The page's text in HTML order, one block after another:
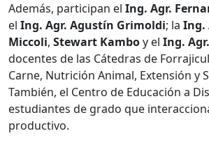
Además, participan el Ing. Agr.
el Ing. Agr. Agustín Grimoldi; la Ing.
Miccoli, Stewart Kamboy el Ing.
docentes de las Cátedras de
Carne, Nutrición Animal, Extensión y
También, el Centro de Educación a
estudiantes de grado que
productivo.